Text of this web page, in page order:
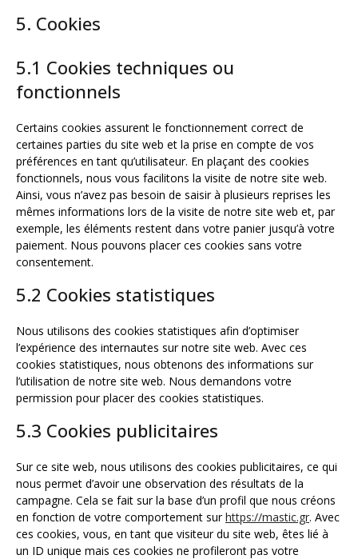
5. Cookies
5.1 Cookies techniques ou
fonctionnels
Certains cookies assurent le fonctionnement correct de
certaines parties du site web et la prise en compte de vos
préférences en tant qu’utilisateur. En plaçant des cookies
fonctionnels, nous vous facilitons la visite de notre site web.
Ainsi, vous n’avez pas besoin de saisir à plusieurs reprises les
mêmes informations lors de la visite de notre site web et, par
exemple, les éléments restent dans votre panier jusqu’à votre
paiement. Nous pouvons placer ces cookies sans votre
consentement.
5.2 Cookies statistiques
Nous utilisons des cookies statistiques afin d’optimiser
l’expérience des internautes sur notre site web. Avec ces
cookies statistiques, nous obtenons des informations sur
l’utilisation de notre site web. Nous demandons votre
permission pour placer des cookies statistiques.
5.3 Cookies publicitaires
Sur ce site web, nous utilisons des cookies publicitaires, ce qui
nous permet d’avoir une observation des résultats de la
campagne. Cela se fait sur la base d’un profil que nous créons
en fonction de votre comportement surhttps://mastic.gr. Avec
ces cookies, vous, en tant que visiteur du site web, êtes lié à
un ID unique mais ces cookies ne profileront pas votre